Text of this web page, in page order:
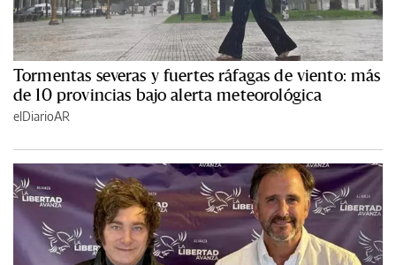
Tormentas severas y fuertes ráfagas de viento: más
de 10 provincias bajo alerta meteorológica
elDiarioAR